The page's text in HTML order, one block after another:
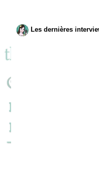
Les dernières